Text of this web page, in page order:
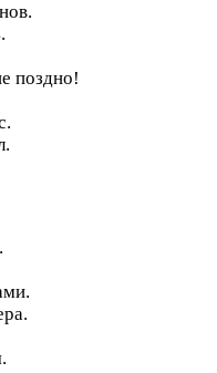
поздно!